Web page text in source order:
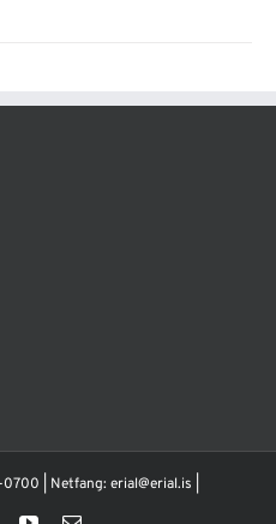
| Netfang: erial@erial.is |